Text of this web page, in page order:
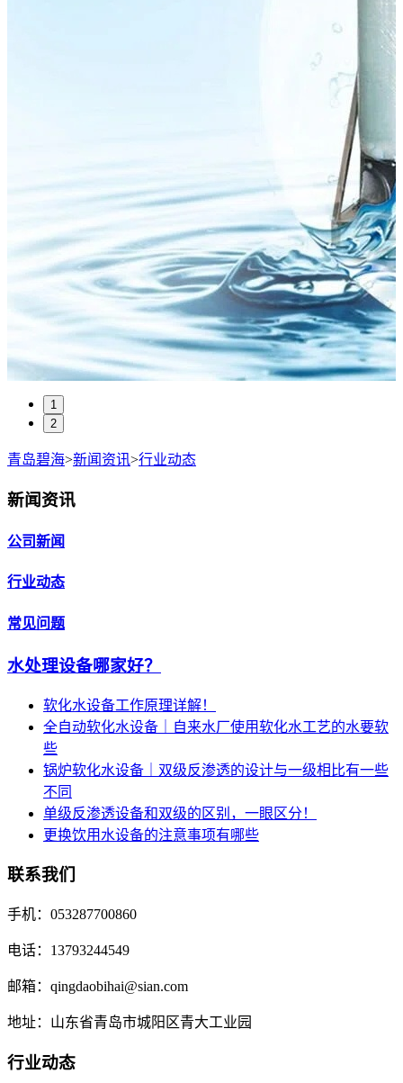
1
2
青岛碧海>新闻资讯>行业动态
新闻资讯
公司新闻
行业动态
常见问题
水处理设备哪家好？
软化水设备工作原理详解！
全自动软化水设备｜自来水厂使用软化水工艺的水要软
些
锅炉软化水设备｜双级反渗透的设计与一级相比有一些
不同
单级反渗透设备和双级的区别，一眼区分！
更换饮用水设备的注意事项有哪些
联系我们
手机：053287700860
电话：13793244549
邮箱：qingdaobihai@sian.com
地址：山东省青岛市城阳区青大工业园
行业动态